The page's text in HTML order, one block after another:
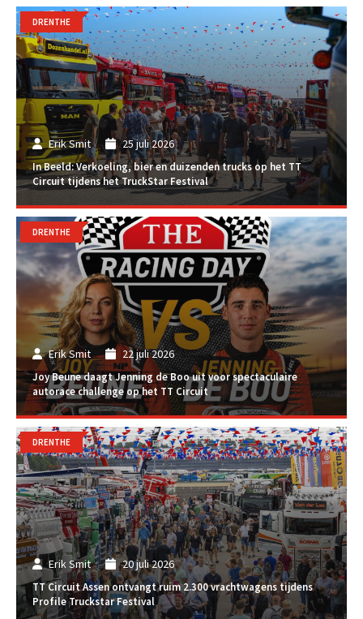
Erik Smit 25 juli 2026
In Beeld: Verkoeling, bier en duizenden trucks op het TT
Circuit tijdens het TruckStar Festival
DRENTHE
Erik Smit 22 juli 2026
Joy Beune daagt Jenning de Boo uit voor spectaculaire
autorace challenge op het TT Circuit
DRENTHE
Erik Smit 20 juli 2026
TT Circuit Assen ontvangt ruim 2.300 vrachtwagens tijdens
Profile Truckstar Festival
DRENTHE